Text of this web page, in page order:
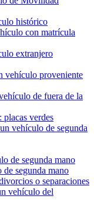
histórico
con matrícula
extranjero
vehículo proveniente
de fuera de la
verdes
vehículo de segunda
de segunda mano
segunda mano
o separaciones
vehículo del